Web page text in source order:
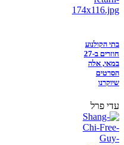
בתי הקולנוע
חוזרים ב-27
במאי, אלה
הסרטים
שיוקרנו
עדי פרל